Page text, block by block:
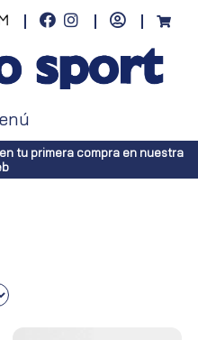
(Canarias, pedidos
pedidos superiores a 100€)